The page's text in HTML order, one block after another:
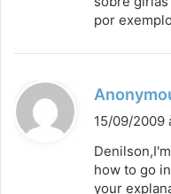
por
15/09/2009
how to go
your